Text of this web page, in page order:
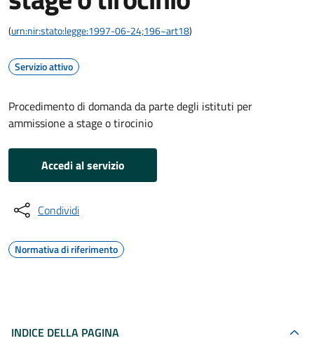
(urn:nir:stato:legge:1997-06-24;196~art18)
Servizio attivo
Procedimento di domanda da parte degli istituti per
ammissione a stage o tirocinio
Accedi al servizio
Condividi
Normativa di riferimento
INDICE DELLA PAGINA